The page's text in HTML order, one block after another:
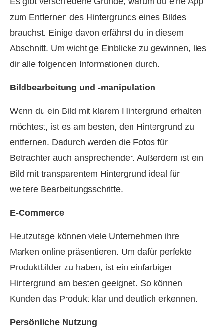
zum Entfernen des Hintergrunds eines Bildes
brauchst. Einige davon erfährst du in diesem
Abschnitt. Um wichtige Einblicke zu gewinnen, lies
dir alle folgenden Informationen durch.
Bildbearbeitung und -manipulation
Wenn du ein Bild mit klarem Hintergrund erhalten
möchtest, ist es am besten, den Hintergrund zu
entfernen. Dadurch werden die Fotos für
Betrachter auch ansprechender. Außerdem ist ein
Bild mit transparentem Hintergrund ideal für
weitere Bearbeitungsschritte.
E‑Commerce
Heutzutage können viele Unternehmen ihre
Marken online präsentieren. Um dafür perfekte
Produktbilder zu haben, ist ein einfarbiger
Hintergrund am besten geeignet. So können
Kunden das Produkt klar und deutlich erkennen.
Persönliche Nutzung